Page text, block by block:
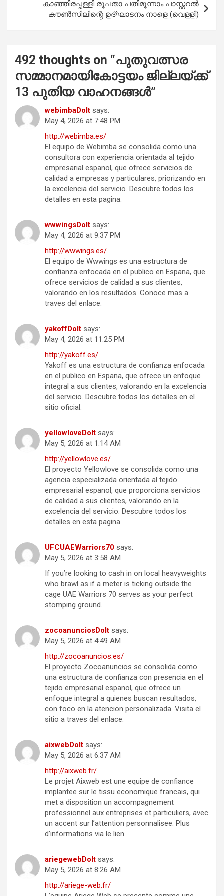
കാഞ്ഞിരപ്പള്ളി രൂപതാ പതിമൂന്നാം പാസ്റ്ററൽ
കൗൺസിലിന്റെ ഉദ്‌ഘാടനം നാളെ (വെള്ളി)
492 thoughts on “പുതുവത്സര
സമ്മാനമായികോട്ടയം ജില്ലയ്ക്ക്
13 പുതിയ വാഹനങ്ങൾ”
webimbaDoIt says:
May 4, 2026 at 7:48 PM
http://webimba.es/
El equipo de Webimba se consolida como una
consultora con experiencia orientada al tejido
empresarial espanol, que ofrece servicios de
calidad a empresas y particulares, priorizando en
la excelencia del servicio. Descubre todos los
detalles en esta pagina.
wwwingsDoIt says:
May 4, 2026 at 9:37 PM
http://wwwings.es/
El equipo de Wwwings es una estructura de
confianza enfocada en el publico en Espana, que
ofrece servicios de calidad a sus clientes,
valorando en los resultados. Conoce mas a
traves del enlace.
yakoffDoIt says:
May 4, 2026 at 11:25 PM
http://yakoff.es/
Yakoff es una estructura de confianza enfocada
en el publico en Espana, que ofrece un enfoque
integral a sus clientes, valorando en la excelencia
del servicio. Descubre todos los detalles en el
sitio oficial.
yellowloveDoIt says:
May 5, 2026 at 1:14 AM
http://yellowlove.es/
El proyecto Yellowlove se consolida como una
agencia especializada orientada al tejido
empresarial espanol, que proporciona servicios
de calidad a sus clientes, valorando en la
excelencia del servicio. Descubre todos los
detalles en esta pagina.
UFCUAEWarriors70 says:
May 5, 2026 at 3:58 AM
If you’re looking to cash in on local heavyweights
who brawl as if a meter is ticking outside the
cage UAE Warriors 70 serves as your perfect
stomping ground.
zocoanunciosDoIt says:
May 5, 2026 at 4:49 AM
http://zocoanuncios.es/
El proyecto Zocoanuncios se consolida como
una estructura de confianza con presencia en el
tejido empresarial espanol, que ofrece un
enfoque integral a quienes buscan resultados,
con foco en la atencion personalizada. Visita el
sitio a traves del enlace.
aixwebDoIt says:
May 5, 2026 at 6:37 AM
http://aixweb.fr/
Le projet Aixweb est une equipe de confiance
implantee sur le tissu economique francais, qui
met a disposition un accompagnement
professionnel aux entreprises et particuliers, avec
un accent sur l’attention personnalisee. Plus
d’informations via le lien.
ariegewebDoIt says:
May 5, 2026 at 8:26 AM
http://ariege-web.fr/